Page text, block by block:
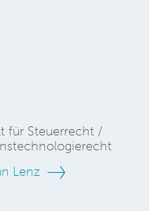
für Steuerrecht /
Lenz